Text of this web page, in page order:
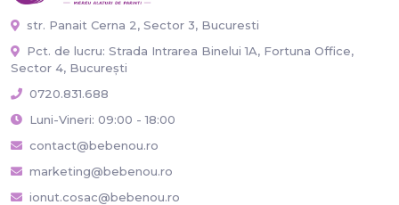
str. Panait Cerna 2, Sector 3, Bucuresti
Pct. de lucru: Strada Intrarea Binelui 1A, Fortuna Office,
Sector 4, București
0720.831.688
Luni-Vineri: 09:00 - 18:00
contact@bebenou.ro
marketing@bebenou.ro
ionut.cosac@bebenou.ro